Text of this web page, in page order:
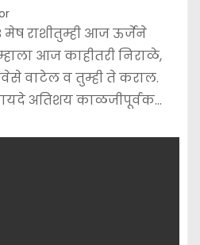
राशीतुम्ही आज ऊर्जेने
आज काहीतरी निराळे,
वाटेल व तुम्ही ते कराल.
अतिशय काळजीपूर्वक…